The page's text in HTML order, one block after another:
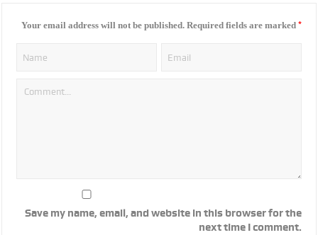
Your email address will not be published. Required fields are marked *
Save my name, email, and website in this browser for the
next time I comment.